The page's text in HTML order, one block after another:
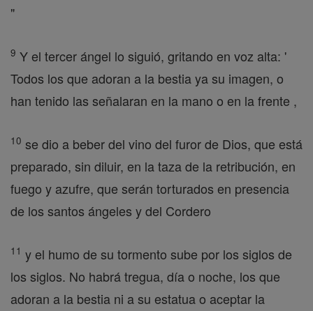
"
9 Y el tercer ángel lo siguió, gritando en voz alta: '
Todos los que adoran a la bestia ya su imagen, o
han tenido las señalaran en la mano o en la frente ,
10 se dio a beber del vino del furor de Dios, que está
preparado, sin diluir, en la taza de la retribución, en
fuego y azufre, que serán torturados en presencia
de los santos ángeles y del Cordero
11 y el humo de su tormento sube por los siglos de
los siglos. No habrá tregua, día o noche, los que
adoran a la bestia ni a su estatua o aceptar la